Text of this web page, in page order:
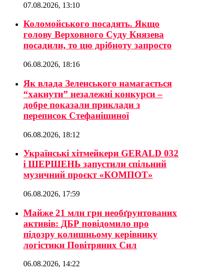
07.08.2026, 13:10
Коломойського посадять. Якщо
голову Верховного Суду Князева
посадили, то цю дрібноту запросто
06.08.2026, 18:16
Як влада Зеленського намагається
“хакнути” незалежні конкурси –
добре показали приклади з
переписок Стефанішиної
06.08.2026, 18:12
Українські хітмейкери GERALD 032
і ШЕРШЕНЬ запустили спільний
музичний проєкт «КОМПОТ»
06.08.2026, 17:59
Майже 21 млн грн необґрунтованих
активів: ДБР повідомило про
підозру колишньому керівнику
логістики Повітряних Сил
06.08.2026, 14:22